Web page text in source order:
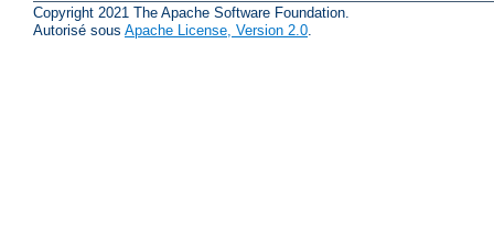
Copyright 2021 The Apache Software Foundation.
Autorisé sous Apache License, Version 2.0.